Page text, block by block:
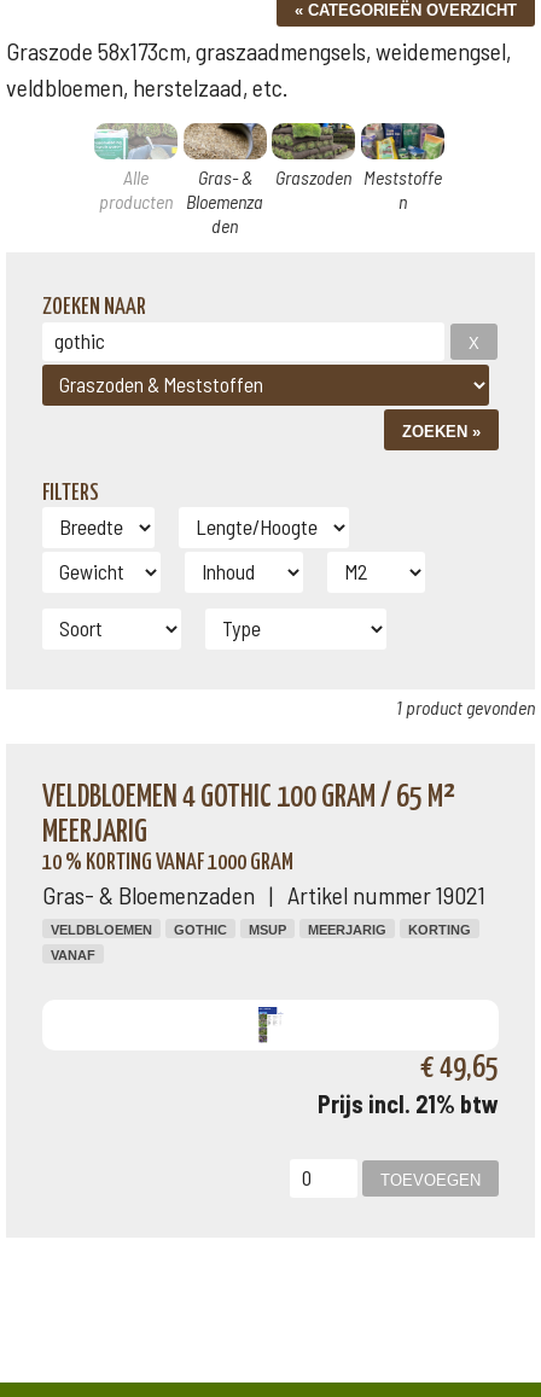
Graszode 58x173cm, graszaadmengsels, weidemengsel,
veldbloemen, herstelzaad, etc.
Alle
producten
Gras- &
Bloemenza
den
Graszoden Meststoffe
n
ZOEKEN NAAR
FILTERS
1 product gevonden
VELDBLOEMEN 4 GOTHIC 100 GRAM / 65 M²
MEERJARIG
10 % KORTING VANAF 1000 GRAM
Gras- & Bloemenzaden | Artikel nummer 19021
VELDBLOEMEN GOTHIC MSUP MEERJARIG
KORTING
VANAF
€ 49,65
Prijs incl. 21% btw